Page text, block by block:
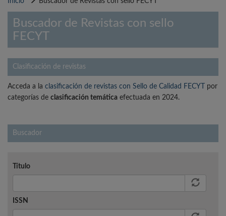
Buscador de Revistas con sello
FECYT
Clasificación de revistas
Acceda a la clasificación de revistas con Sello de Calidad FECYT
por
categorías de clasificación temática efectuada en 2024.
Buscador
Título
ISSN